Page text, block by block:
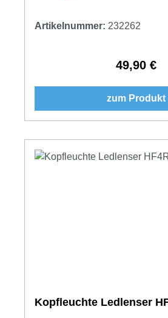
Artikelnummer: 232262
Regulärer
49,90 €
zum Produkt
Kopfleuchte Ledlenser